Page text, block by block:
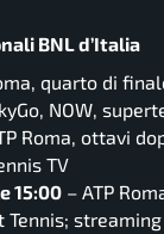
BNL d’Italia
quarto di
NOW,
Roma, ottavi
TV
15:00 – ATP
Tennis;